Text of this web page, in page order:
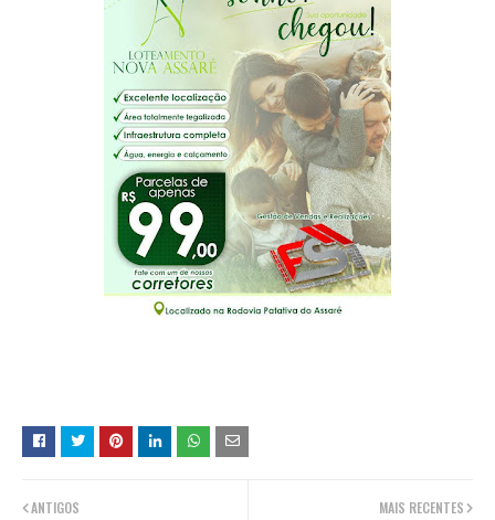
MAIS RECENTES
ANTIGOS